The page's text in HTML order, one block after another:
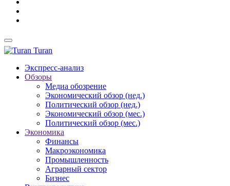
Turan
Экспресс-анализ
Обзоры
Медиа обозрение
Экономический обзор (нед.)
Политический обзор (нед.)
Экономический обзор (мес.)
Политический обзор (мес.)
Экономика
Финансы
Макроэкономика
Промышленность
Аграрный сектор
Бизнес